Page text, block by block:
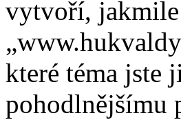
vytvoří, jakmile
které téma jste
pohodlnějšímu